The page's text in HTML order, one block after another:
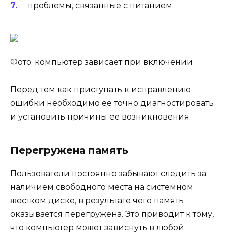
проблемы, связанные с питанием.
Фото: компьютер зависает при включении
Перед тем как приступать к исправлению
ошибки необходимо ее точно диагностировать
и установить причины ее возникновения.
Перегружена память
Пользователи постоянно забывают следить за
наличием свободного места на системном
жестком диске, в результате чего память
оказывается перегружена. Это приводит к тому,
что компьютер может зависнуть в любой